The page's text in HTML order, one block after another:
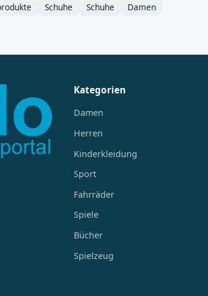
Schuhe Schuhe Damen
Kategorien
Damen
Herren
Kinderkleidung
Sport
Fahrräder
Spiele
Bücher
Spielzeug